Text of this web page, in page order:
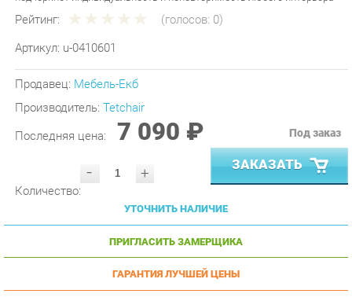
Артикул: u-0410601
Продавец:
Производитель:Tetchair
Последняя цена: 7 090 ₽
- +
ЗАКАЗАТЬ
УТОЧНИТЬ НАЛИЧИЕ
ПРИГЛАСИТЬ ЗАМЕРЩИКА
ГАРАНТИЯ ЛУЧШЕЙ ЦЕНЫ
по г. Екатеринбурги до ТК -
бесплатна при заказе от30000 р.